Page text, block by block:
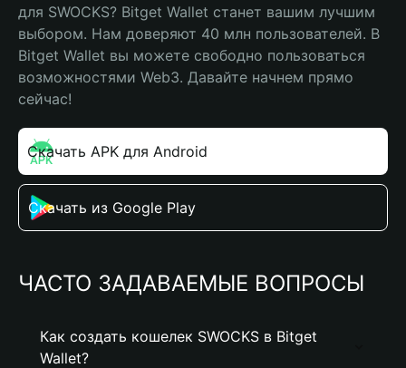
для SWOCKS? Bitget Wallet станет вашим лучшим
выбором. Нам доверяют 40 млн пользователей. В
Bitget Wallet вы можете свободно пользоваться
возможностями Web3. Давайте начнем прямо
сейчас!
Скачать APK для Android
Скачать из Google Play
ЧАСТО ЗАДАВАЕМЫЕ ВОПРОСЫ
Как создать кошелек SWOCKS в Bitget
Wallet?